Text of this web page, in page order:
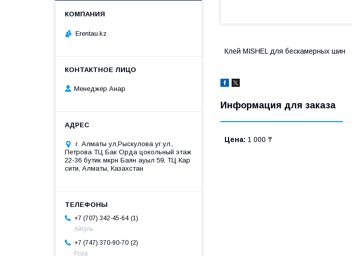
Клей MISHEL для бескамерных шин
Информация для заказа
Цена: 1 000 ₸
Erentau.kz
Менеджер Анар
г. Алматы ул,Рыскулова уг.ул.,
Петрова ТЦ Бак Орда цокольный этаж
22-36 бутик мкрн Баян ауыл 59, ТЦ Кар
сити, Алматы, Казахстан
+7 (707) 342-45-64 1
Айгуль
+7 (747) 370-90-70 2
Роза